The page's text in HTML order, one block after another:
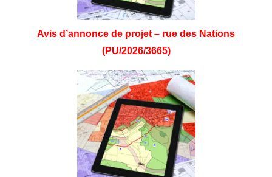
Avis d’annonce de projet – rue des Nations
(PU/2026/3665)